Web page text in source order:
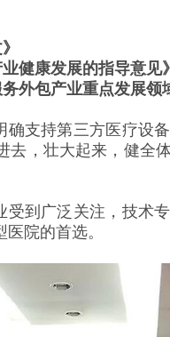
康发展的指导意见》
包产业重点发展领
支持第三方医疗设
去，壮大起来，健全
到广泛关注，技术
院的首选。